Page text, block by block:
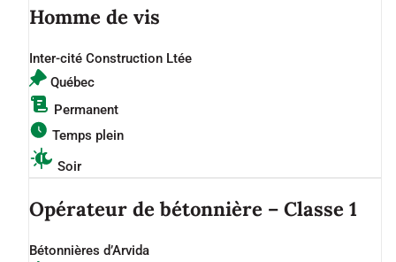
Homme de vis
Inter-cité Construction Ltée
Québec
Permanent
Temps plein
Soir
Opérateur de bétonnière – Classe 1
Bétonnières d’Arvida